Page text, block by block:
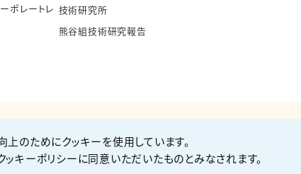
ポレートレ 技術研究所
熊谷組技術研究報告
サイトマップ お問い合わせ
上のためにクッキーを使用しています。
ッキーポリシーに同意いただいたものとみなされます。